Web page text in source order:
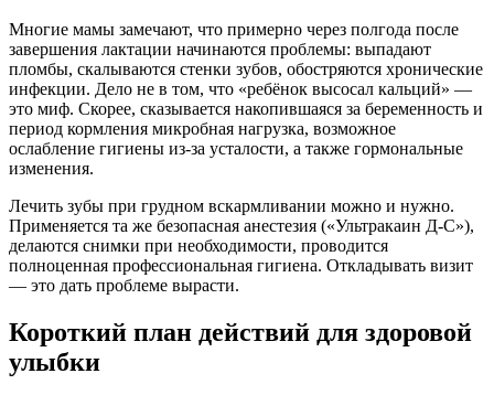
Многие мамы замечают, что примерно через полгода после
завершения лактации начинаются проблемы: выпадают
пломбы, скалываются стенки зубов, обостряются хронические
инфекции. Дело не в том, что «ребёнок высосал кальций» —
это миф. Скорее, сказывается накопившаяся за беременность и
период кормления микробная нагрузка, возможное
ослабление гигиены из-за усталости, а также гормональные
изменения.
Лечить зубы при грудном вскармливании можно и нужно.
Применяется та же безопасная анестезия («Ультракаин Д‑С»),
делаются снимки при необходимости, проводится
полноценная профессиональная гигиена. Откладывать визит
— это дать проблеме вырасти.
Короткий план действий для здоровой
улыбки